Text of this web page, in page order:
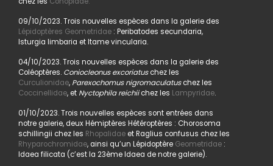
09/10/2023. Trois nouvelles espèces dans la galerie des
Lépidoptères Geometridae: Peribatodes secundaria,
Isturgia limbaria et Itame vincularia.
04/10/2023. Trois nouvelles espèces dans la galerie des
Coléoptères. Coniocleonus excoriatuschez les
Curculionidae, Parexochomus nigromaculatuschez les
Coccinellidae, et Nyctophila reichiichez les Lampyridae.
01/10/2023. Trois nouvelles espèces sont entrées dans
notre galerie, deux Hémiptères Hétéroptères : Chorosoma
schillingii chez les Rhopalidaeet Raglius confusus chez les
Rhyparochromidae, ainsi qu’un Lépidoptère Geometridae:
Idaea filicata (c’est la 23ème Idaea de notre galerie).